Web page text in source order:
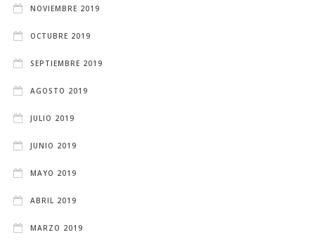
NOVIEMBRE 2019
OCTUBRE 2019
SEPTIEMBRE 2019
AGOSTO 2019
JULIO 2019
JUNIO 2019
MAYO 2019
ABRIL 2019
MARZO 2019